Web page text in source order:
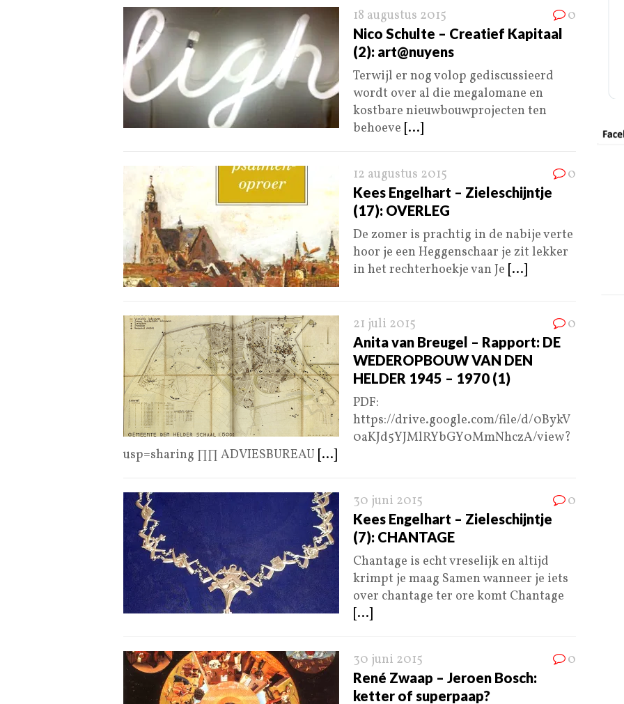
18 augustus 2015 0
Nico Schulte – Creatief Kapitaal
(2): art@nuyens
Terwijl er nog volop gediscussieerd
wordt over al die megalomane en
kostbare nieuwbouwprojecten ten
behoeve [...]
12 augustus 2015 0
Kees Engelhart – Zieleschijntje
(17): OVERLEG
De zomer is prachtig in de nabije verte
hoor je een Heggenschaar je zit lekker
in het rechterhoekje van Je [...]
21 juli 2015 0
Anita van Breugel – Rapport: DE
WEDEROPBOUW VAN DEN
HELDER 1945 – 1970 (1)
PDF:
https://drive.google.com/file/d/0BykV
0aKJd5YJMlRYbGY0MmNhczA/view?
usp=sharing ∏∏ ADVIESBUREAU [...]
30 juni 2015 0
Kees Engelhart – Zieleschijntje
(7): CHANTAGE
Chantage is echt vreselijk en altijd
krimpt je maag Samen wanneer je iets
over chantage ter ore komt Chantage
[...]
30 juni 2015 0
René Zwaap – Jeroen Bosch:
ketter of superpaap?